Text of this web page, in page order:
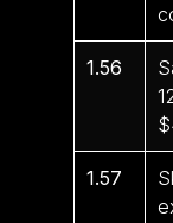
1.56
1.57